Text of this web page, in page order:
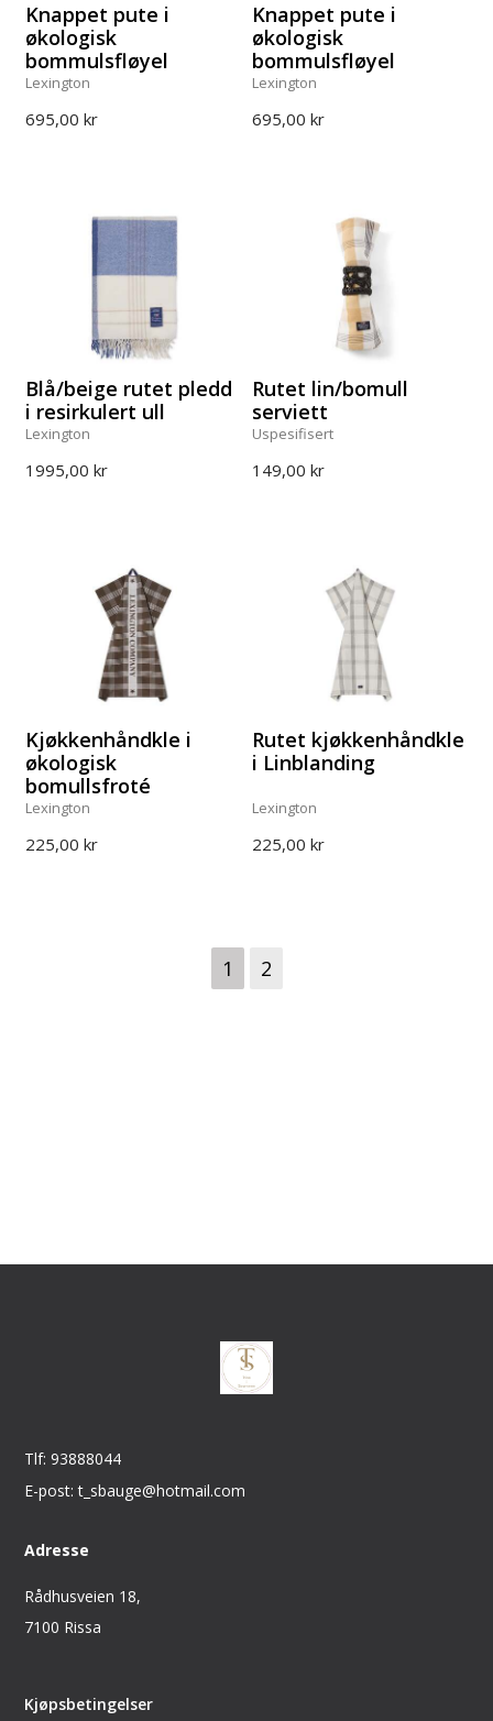
Knappet pute i
økologisk
bommulsfløyel
Lexington
695,00 kr
Knappet pute i
økologisk
bommulsfløyel
Lexington
695,00 kr
Blå/beige rutet pledd
i resirkulert ull
Lexington
1995,00 kr
Rutet lin/bomull
serviett
Uspesifisert
149,00 kr
Kjøkkenhåndkle i
økologisk
bomullsfroté
Lexington
225,00 kr
Rutet kjøkkenhåndkle
i Linblanding
Lexington
225,00 kr
1 2
Tlf: 93888044
E-post: t_sbauge@hotmail.com
Adresse
Rådhusveien 18,
7100 Rissa
Kjøpsbetingelser